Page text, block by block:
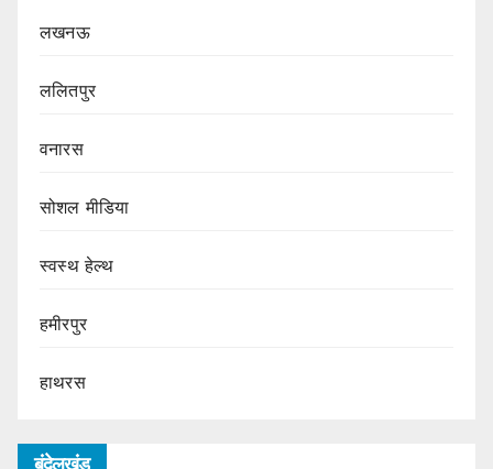
लखनऊ
ललितपुर
वनारस
सोशल मीडिया
स्वस्थ हेल्थ
हमीरपुर
हाथरस